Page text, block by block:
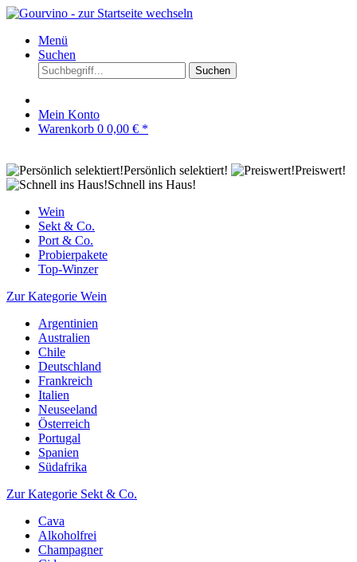
Menü
Suchen
Suchen
Mein Konto
Warenkorb 0 0,00 € *
Persönlich selektiert!
Preiswert!
Schnell ins Haus!
Wein
Sekt & Co.
Port & Co.
Probierpakete
Top-Winzer
Zur Kategorie Wein
Argentinien
Australien
Chile
Deutschland
Frankreich
Italien
Neuseeland
Österreich
Portugal
Spanien
Südafrika
Zur Kategorie Sekt & Co.
Cava
Alkoholfrei
Champagner